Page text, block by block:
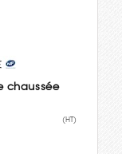
chaussée
(HT)